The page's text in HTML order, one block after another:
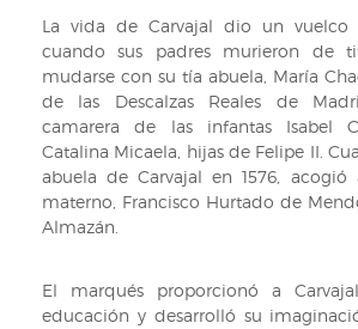
procedente,
se
dice,
de
Inglaterra.
Sig:
XVII/2314
La vida de Carvajal dio un vuelco
cuando sus padres murieron de
mudarse con su tía abuela, María
de las Descalzas Reales de
camarera de las infantas Isabel
Catalina Micaela, hijas de Felipe II.
abuela de Carvajal en 1576,
materno, Francisco Hurtado de
Almazán.
El marqués proporcionó a
educación y desarrolló su